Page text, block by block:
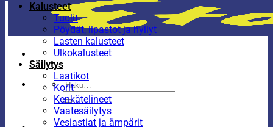
Etsi:
Kalusteet
Tuolit
Pöydät, lipastot ja hyllyt
Lasten kalusteet
Ulkokalusteet
Säilytys
Laatikot
Korit
Kenkätelineet
Vaatesäilytys
Vesiastiat ja ämpärit